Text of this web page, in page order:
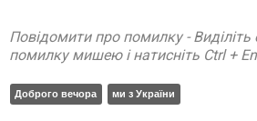
Повідомити про помилку -
помилку мишею і натисніть Ctrl +
Доброго вечора ми з України